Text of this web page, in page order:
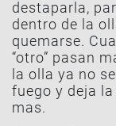
destaparla,
dentro de la
quemarse.
“otro” pasan
la olla ya no
fuego y deja
mas.